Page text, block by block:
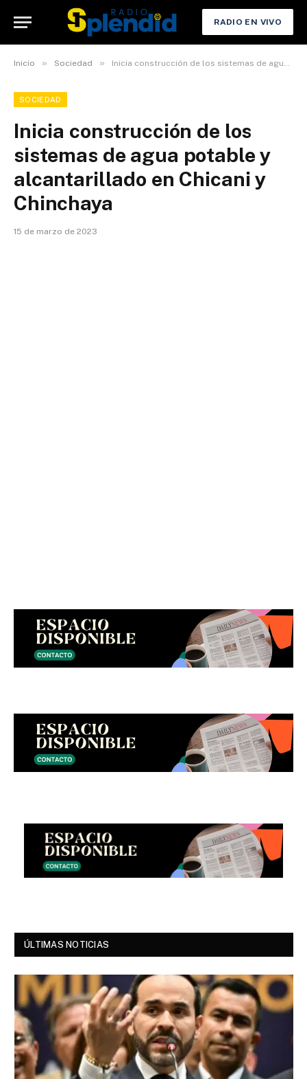
RADIO EN VIVO
Inicio » Sociedad » Inicia construcción de los sistemas de agua potable y alcantarillado en Chicani y Chinchaya
SOCIEDAD
Inicia construcción de los
sistemas de agua potable y
alcantarillado en Chicani y
Chinchaya
15 de marzo de 2023
ÚLTIMAS NOTICIAS